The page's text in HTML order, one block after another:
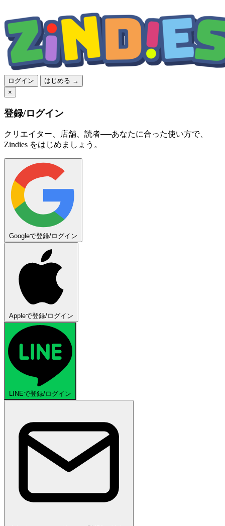
ログイン
はじめる →
×
登録/ログイン
クリエイター、店舗、読者──あなたに合った使い方で、
Zindies をはじめましょう。
Googleで登録/ログイン
Appleで登録/ログイン
LINEで登録/ログイン